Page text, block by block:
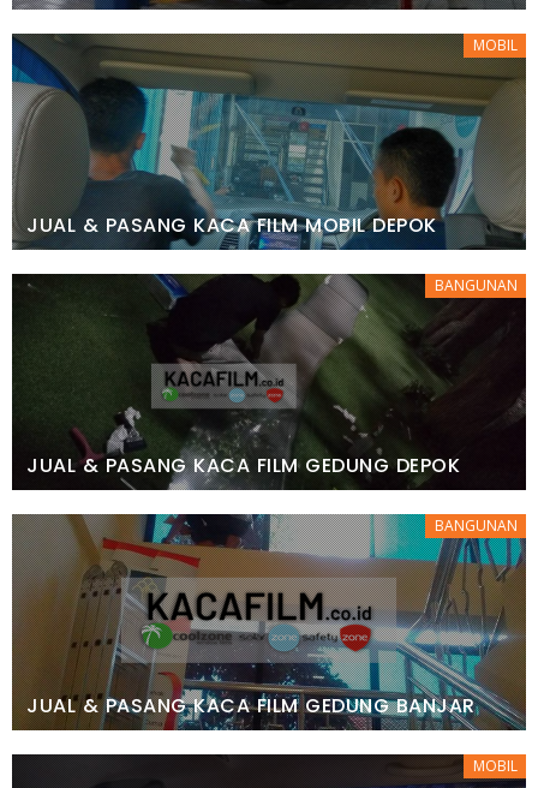
MOBIL
JUAL & PASANG KACA FILM MOBIL DEPOK
BANGUNAN
JUAL & PASANG KACA FILM GEDUNG DEPOK
BANGUNAN
JUAL & PASANG KACA FILM GEDUNG BANJAR
MOBIL